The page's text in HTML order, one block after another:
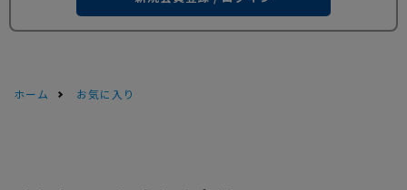
ホーム お気に入り